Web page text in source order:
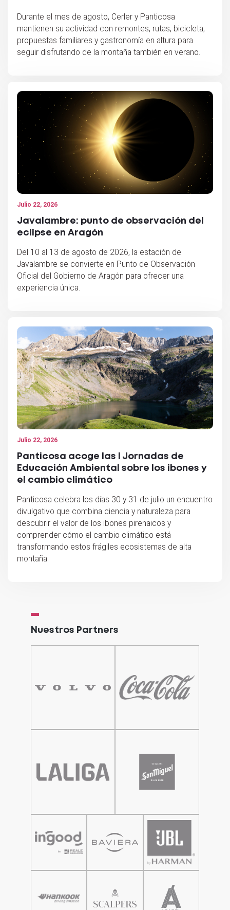
Durante el mes de agosto, Cerler y Panticosa
mantienen su actividad con remontes, rutas, bicicleta,
propuestas familiares y gastronomía en altura para
seguir disfrutando de la montaña también en verano.
Julio 22, 2026
Javalambre: punto de observación del
eclipse en Aragón
Del 10 al 13 de agosto de 2026, la estación de
Javalambre se convierte en Punto de Observación
Oficial del Gobierno de Aragón para ofrecer una
experiencia única.
Julio 22, 2026
Panticosa acoge las I Jornadas de
Educación Ambiental sobre los ibones y
el cambio climático
Panticosa celebra los días 30 y 31 de julio un encuentro
divulgativo que combina ciencia y naturaleza para
descubrir el valor de los ibones pirenaicos y
comprender cómo el cambio climático está
transformando estos frágiles ecosistemas de alta
montaña.
Nuestros Partners